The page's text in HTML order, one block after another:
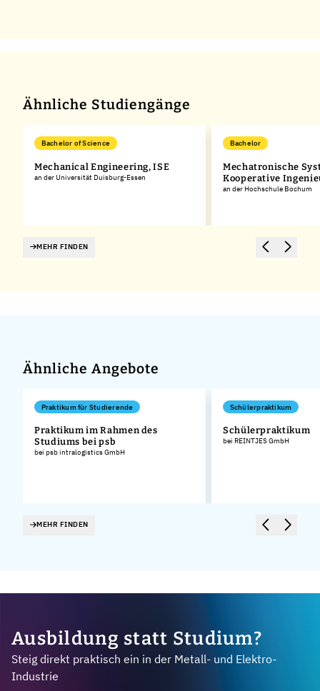
Ähnliche Studiengänge
Bachelor of Science
Mechanical Engineering, ISE
an der Universität Duisburg-Essen
Bachelor
Mechatronische
Kooperative
an der Hochschule Bochum
MEHR FINDEN
Ähnliche Angebote
Praktikum für Studierende
Praktikum im Rahmen des
Studiums bei psb
bei psb intralogistics GmbH
Schülerpraktikum
Schülerpraktikum
bei REINTJES GmbH
MEHR FINDEN
Ausbildung statt Studium?
Steig direkt praktisch ein in der Metall- und Elektro-
Industrie